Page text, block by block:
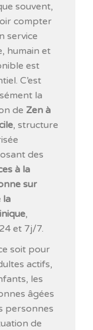
souvent,
compter
service
humain et
est
C’est
la
de Zen à
, structure
des
à la
sur
la
,
et 7j/7.
soit pour
actifs,
les
âgées
personnes
de